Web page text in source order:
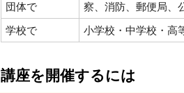
団体で
察、消防、郵便局
学校で
小学校・中学校・
講座を開催するには